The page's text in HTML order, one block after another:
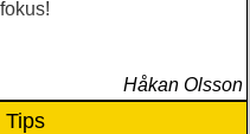
fokus!
Håkan Olsson
Tips